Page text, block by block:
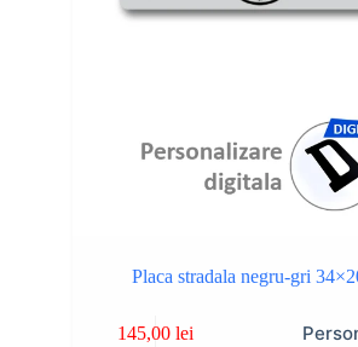
Placa stradala negru-gri
145,00lei